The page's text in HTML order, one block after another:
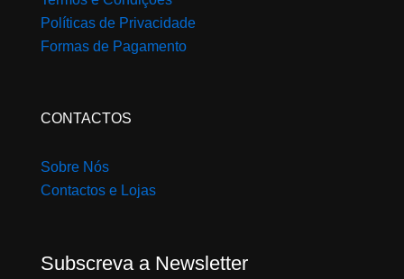
Políticas de Privacidade
Formas de Pagamento
CONTACTOS
Sobre Nós
Contactos e Lojas
Subscreva a Newsletter